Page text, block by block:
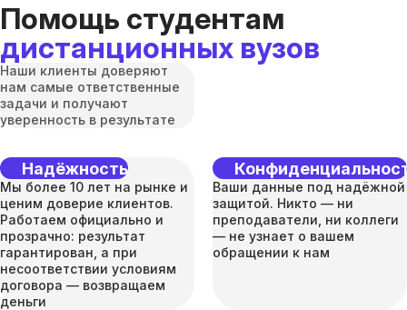
Помощь студентам
дистанционных вузов
Наши клиенты доверяют
нам самые ответственные
задачи и получают
уверенность в результате
Надёжность
Мы более 10 лет на рынке и
ценим доверие клиентов.
Работаем официально и
прозрачно: результат
гарантирован, а при
несоответствии условиям
договора — возвращаем
деньги
Ваши данные под надёжной
защитой. Никто — ни
преподаватели, ни коллеги
— не узнает о вашем
обращении к нам